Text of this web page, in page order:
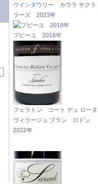
ウインダウリー カウラ サクラ
ラーズ 2023年
プピーユ 2018年
フェラトン コート デュ ロー
ヴィラージュ ブラン ロドン
2022年